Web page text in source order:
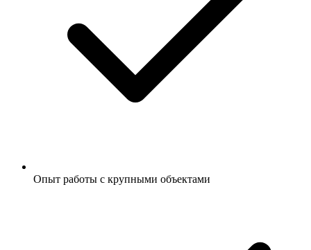
Опыт работы с крупными объектами